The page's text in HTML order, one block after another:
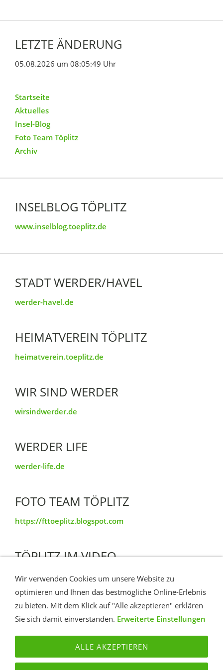
LETZTE ÄNDERUNG
05.08.2026 um 08:05:49 Uhr
Startseite
Aktuelles
Insel-Blog
Foto Team Töplitz
Archiv
INSELBLOG TÖPLITZ
www.inselblog.toeplitz.de
STADT WERDER/HAVEL
werder-havel.de
HEIMATVEREIN TÖPLITZ
heimatverein.toeplitz.de
WIR SIND WERDER
wirsindwerder.de
WERDER LIFE
werder-life.de
FOTO TEAM TÖPLITZ
https://fttoeplitz.blogspot.com
TÖPLITZ IM VIDEO
YouTube Insel Töplitz
Zugriffe heute: 16371
KONTAKT ROUTE IMPRESSUM DATENSCHUTZ
Wir verwenden Cookies um unsere Website zu
optimieren und Ihnen das bestmögliche Online-Erlebnis
zu bieten. Mit dem Klick auf "Alle akzeptieren" erklären
Sie sich damit einverstanden. Erweiterte Einstellungen
ALLE AKZEPTIEREN